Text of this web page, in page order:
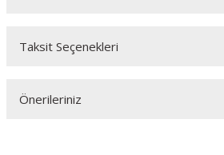
Taksit Seçenekleri
Önerileriniz